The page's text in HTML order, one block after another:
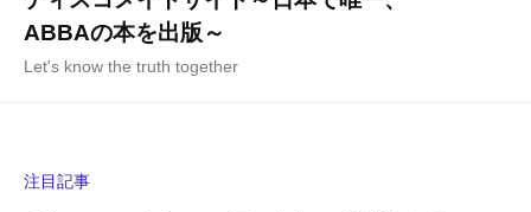
ABBAの本を出版～
Let's know the truth together
注目記事